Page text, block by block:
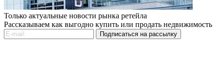
Только актуальные новости рынка ретейла
Рассказываем как выгодно купить или продать недвижимость